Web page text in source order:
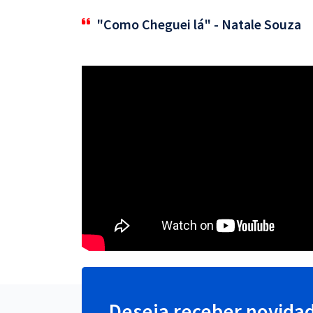
"Como Cheguei lá" - Natale Souza